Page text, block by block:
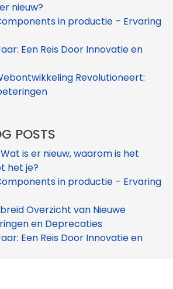
nieuw?
in productie – Ervaring
Een Reis Door Innovatie en
Revolutioneert:
POSTS
is er nieuw, waarom is het
het je?
in productie – Ervaring
Overzicht van Nieuwe
en Deprecaties
Een Reis Door Innovatie en